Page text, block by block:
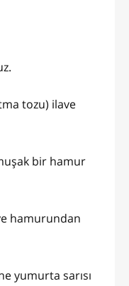
tozu) ilave
bir hamur
hamurundan
yumurta sarısı